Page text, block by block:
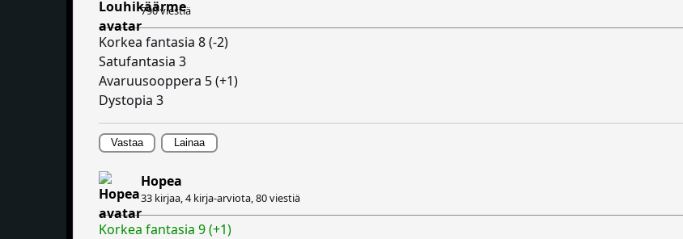
790 viestiä
Korkea fantasia 8 (-2)
Satufantasia 3
Avaruusooppera 5 (+1)
Dystopia 3
Vastaa Lainaa
Hopea
33 kirjaa, 4 kirja-arviota,80 viestiä
Korkea fantasia 9 (+1)